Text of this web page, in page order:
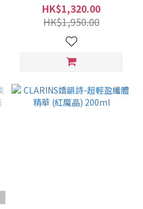
HK$1,320.00
HK$1,950.00